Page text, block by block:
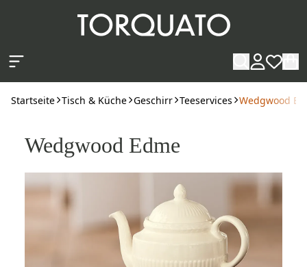
Startseite Tisch & Küche Geschirr Teeservices Wedgwood
Wedgwood Edme